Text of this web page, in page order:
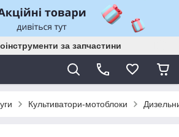
за запчастини
Культиватори-мотоблоки